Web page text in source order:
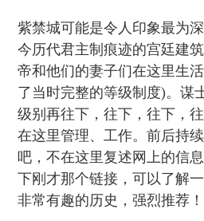
紫禁城可能是令人印象最为
今历代君主制痕迹的宫廷建
帝和他们的妻子们在这里生
了当时完整的等级制度)。谋
级别再往下，往下，往下，
在这里管理、工作。前后持
吧，不在这里复述网上的信
下刚才那个链接，可以了解
非常有趣的历史，强烈推荐！